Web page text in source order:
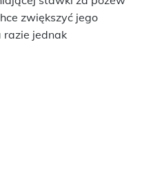
zwiększyć jego
razie jednak